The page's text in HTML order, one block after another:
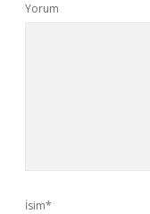
Yorum
İsim*